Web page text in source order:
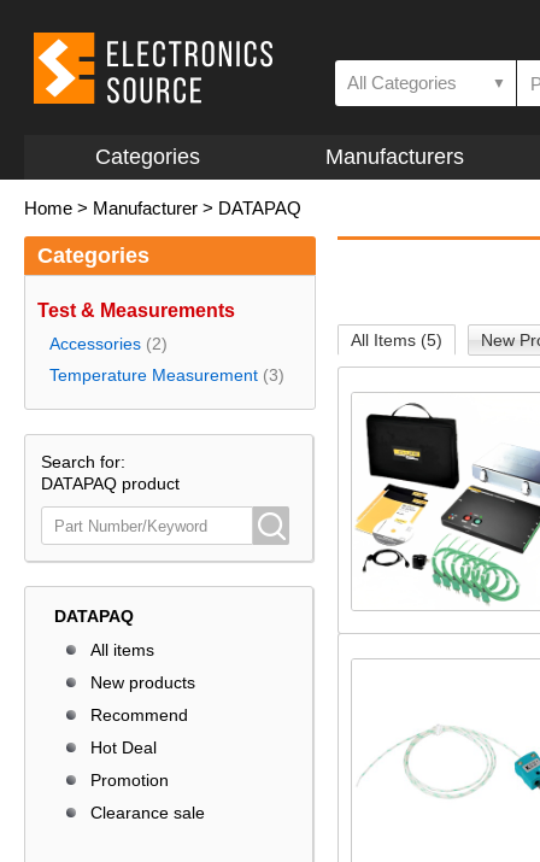
All Categories ▼
Categories Manufacturers
Home > Manufacturer > DATAPAQ
Categories
Test & Measurements
Accessories (2)
Temperature Measurement (3)
Search for:
DATAPAQ product
DATAPAQ
All items
New products
Recommend
Hot Deal
Promotion
Clearance sale
All Items (5) New